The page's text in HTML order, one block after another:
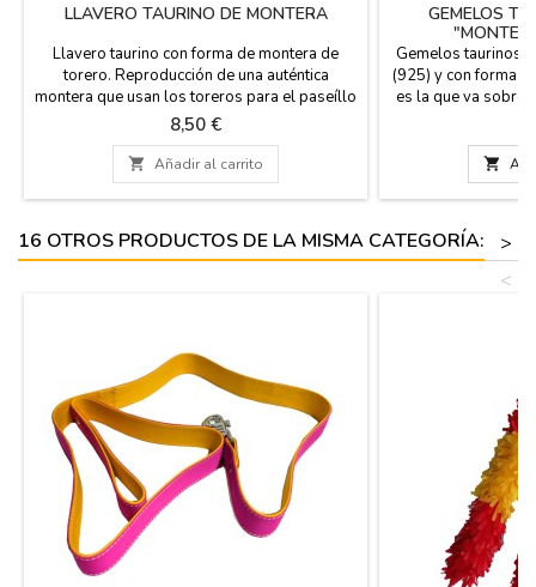
LLAVERO TAURINO DE MONTERA
Llavero taurino con forma de montera de
torero. Reproducción de una auténtica
montera que usan los toreros para el paseíllo
en las plazas de toros. Producto español que
está realizado a mano, regalo perfecto para
los aficionados a la fiesta brava y la
tauromaquia. Medida: 5,5 x 3 cm
Precio
8,50 €
 Añadir al carrito
GEMELOS
Gemelos taurinos
(925) y con forma
es la que va sobre
sombrero de tres
se comenzó a
confeccionada en
cabello. Dos

16 OTROS PRODUCTOS DE LA MISMA CATEGORÍA:
>
<